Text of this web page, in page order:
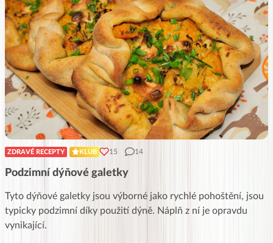
ZDRAVÉ RECEPTY KLUB 15 14
Podzimní dýňové galetky
Tyto dýňové galetky jsou výborné jako rychlé pohoštění, jsou
typicky podzimní díky použití dýně. Náplň z ní je opravdu
vynikající.